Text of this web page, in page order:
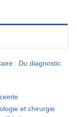
: Du diagnostic
et chirurgie